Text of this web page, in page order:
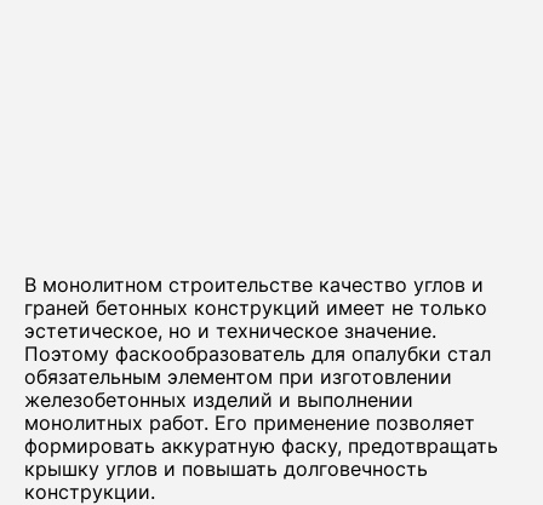
В монолитном строительстве качество углов и
граней бетонных конструкций имеет не только
эстетическое, но и техническое значение.
Поэтому фаскообразователь для опалубки стал
обязательным элементом при изготовлении
железобетонных изделий и выполнении
монолитных работ. Его применение позволяет
формировать аккуратную фаску, предотвращать
крышку углов и повышать долговечность
конструкции.